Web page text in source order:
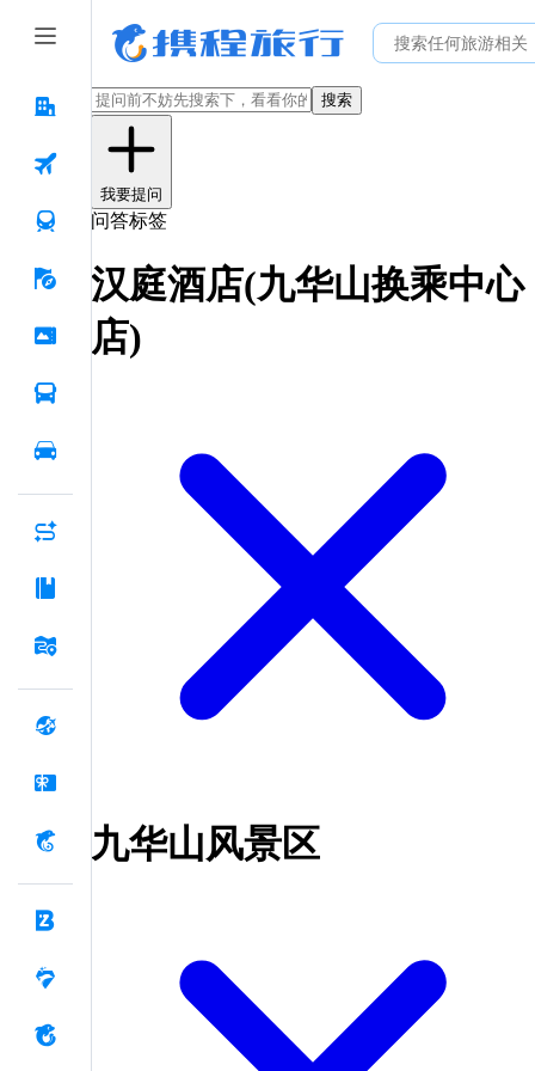
搜索
我要提问
问答标签
汉庭酒店(九华山换乘中心
店)
九华山风景区